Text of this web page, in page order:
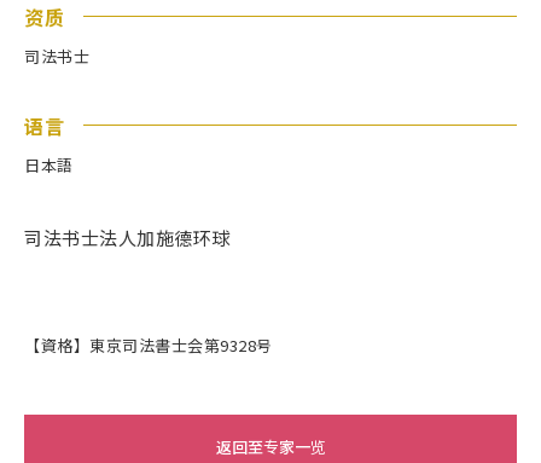
资质
司法书士
语言
日本語
司法书士法人加施德环球
【資格】東京司法書士会第9328号
返回至专家一览